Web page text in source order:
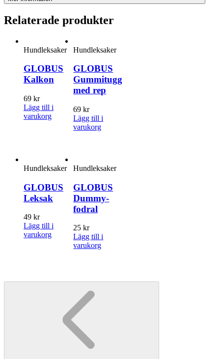
Relaterade produkter
Hundleksaker
GLOBUS
Kalkon
69 kr
Lägg till i
varukorg
Hundleksaker
GLOBUS
Gummitugg
med rep
69kr
Lägg till i
varukorg
Hundleksaker
GLOBUS
Leksak
49 kr
Lägg till i
varukorg
Hundleksaker
GLOBUS
Dummy-
fodral
25kr
Lägg till i
varukorg